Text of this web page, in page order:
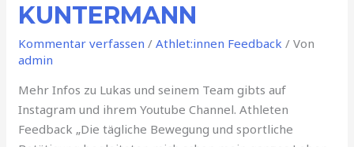
KUNTERMANN
Kommentar verfassen /Athlet:innen Feedback / Von
admin
Mehr Infos zu Lukas und seinem Team gibts auf
Instagram und ihrem Youtube Channel. Athleten
Feedback „Die tägliche Bewegung und sportliche